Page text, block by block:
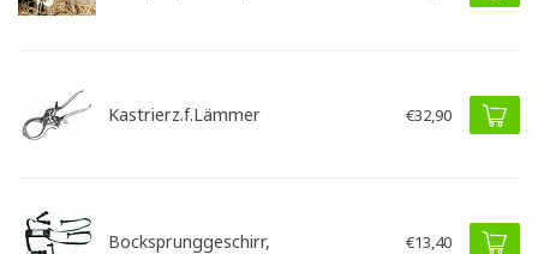
Kastrierz.f.Lämmer €32,90
Bocksprunggeschirr, €13,40